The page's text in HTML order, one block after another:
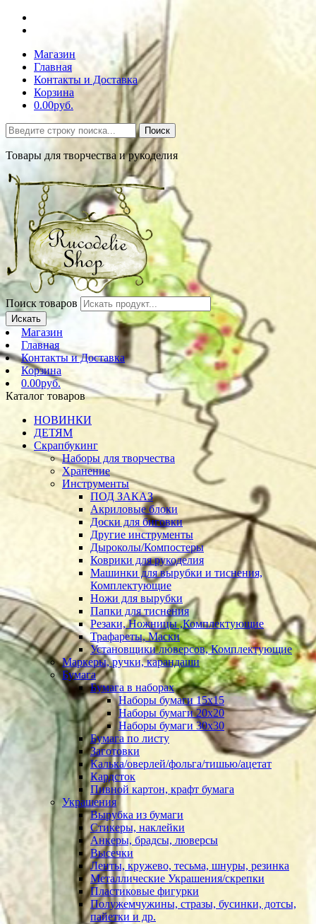
Магазин
Главная
Контакты и Доставка
Корзина
0.00руб.
Поиск
Товары для творчества и рукоделия
Поиск товаров
Искать
Магазин
Главная
Контакты и Доставка
Корзина
0.00руб.
Каталог товаров
НОВИНКИ
ДЕТЯМ
Скрапбукинг
Наборы для творчества
Хранение
Инструменты
ПОД ЗАКАЗ
Акриловые блоки
Доски для биговки
Другие инструменты
Дыроколы/Компостеры
Коврики для рукоделия
Машинки для вырубки и тиснения,
Комплектующие
Ножи для вырубки
Папки для тиснения
Резаки, Ножницы ,Комплектующие
Трафареты, Маски
Установщики люверсов, Комплектующие
Маркеры, ручки, карандаши
Бумага
Бумага в наборах
Наборы бумаги 15х15
Наборы бумаги 20х20
Наборы бумаги 30х30
Бумага по листу
Заготовки
Калька/оверлей/фольга/тишью/ацетат
Кардсток
Пивной картон, крафт бумага
Украшения
Вырубка из бумаги
Стикеры, наклейки
Анкеры, брадсы, люверсы
Высечки
Ленты, кружево, тесьма, шнуры, резинка
Металлические Украшения/скрепки
Пластиковые фигурки
Полужемчужины, стразы, бусинки, дотсы,
пайетки и др.